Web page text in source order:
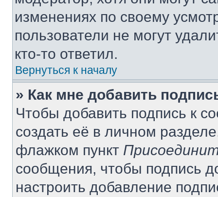
изменениях по своему
пользователи не могут
кто-то ответил.
Вернуться к началу
» Как мне добавить
Чтобы добавить подпись к
создать её в личном
флажком пункт
сообщения, чтобы подпись
настроить добавление